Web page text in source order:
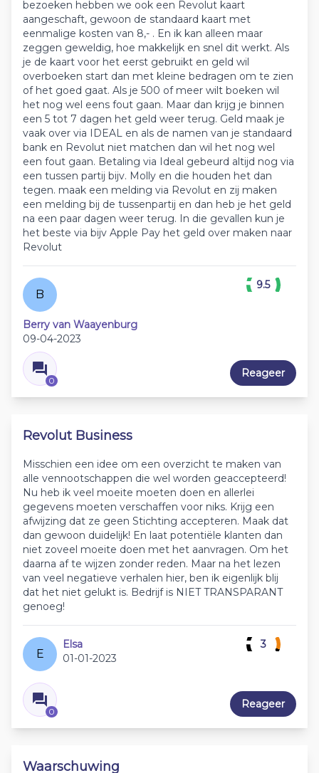
bezoeken hebben we ook een Revolut kaart
aangeschaft, gewoon de standaard kaart met
eenmalige kosten van 8,- . En ik kan alleen maar
zeggen geweldig, hoe makkelijk en snel dit werkt. Als
je de kaart voor het eerst gebruikt en geld wil
overboeken start dan met kleine bedragen om te zien
of het goed gaat. Als je 500 of meer wilt boeken wil
het nog wel eens fout gaan. Maar dan krijg je binnen
een 5 tot 7 dagen het geld weer terug. Geld maak je
vaak over via IDEAL en als de namen van je standaard
bank en Revolut niet matchen dan wil het nog wel
een fout gaan. Betaling via Ideal gebeurd altijd nog via
een tussen partij bijv. Molly en die houden het dan
tegen. maak een melding via Revolut en zij maken
een melding bij de tussenpartij en dan heb je het geld
na een paar dagen weer terug. In die gevallen kun je
het beste via bijv Apple Pay het geld over maken naar
Revolut
B
Berry van Waayenburg
09-04-2023
0
9.5
Reageer
Revolut Business
Misschien een idee om een overzicht te maken van
alle vennootschappen die wel worden geaccepteerd!
Nu heb ik veel moeite moeten doen en allerlei
gegevens moeten verschaffen voor niks. Krijg een
afwijzing dat ze geen Stichting accepteren. Maak dat
dan gewoon duidelijk! En laat potentiële klanten dan
niet zoveel moeite doen met het aanvragen. Om het
daarna af te wijzen zonder reden. Maar na het lezen
van veel negatieve verhalen hier, ben ik eigenlijk blij
dat het niet gelukt is. Bedrijf is NIET TRANSPARANT
genoeg!
E
Elsa
01-01-2023
0
3
Reageer
Waarschuwing